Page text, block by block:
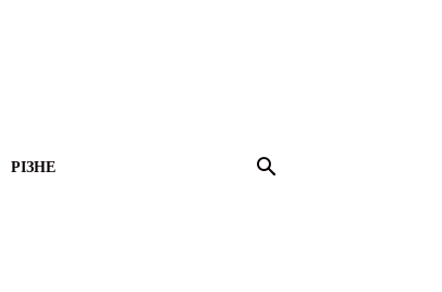
РІЗНЕ